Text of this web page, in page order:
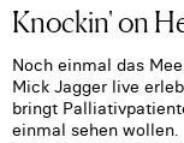
Knockin' on
Noch einmal das
Mick Jagger live
bringt
einmal sehen wollen.